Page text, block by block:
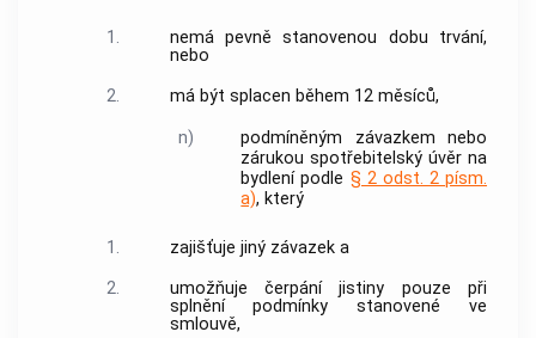
1.
nemá pevně stanovenou dobu trvání,
nebo
2.
má být splacen během 12 měsíců,
n)
podmíněným závazkem nebo
zárukou spotřebitelský úvěr na
bydlení podle § 2 odst. 2 písm.
a), který
1.
zajišťuje jiný závazek a
2.
umožňuje čerpání jistiny pouze při
splnění podmínky stanovené ve
smlouvě,